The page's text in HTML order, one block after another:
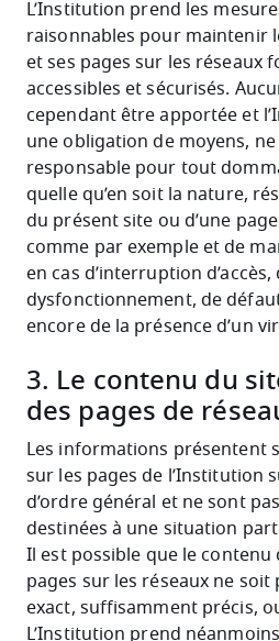
L’Institution prend les
raisonnables pour maintenir
et ses pages sur les réseaux
accessibles et sécurisés.
cependant être apportée et
une obligation de moyens,
responsable pour tout
quelle qu’en soit la nature,
du présent site ou d’une
comme par exemple et de
en cas d’interruption d’accès,
dysfonctionnement, de
encore de la présence d’un
3. Le contenu du
des pages de
Les informations présentent
sur les pages de l’Institution
d’ordre général et ne sont
destinées à une situation
Il est possible que le contenu
pages sur les réseaux ne
exact, suffisamment précis,
L’Institution prend